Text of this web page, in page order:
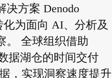
决方案 Denodo
为面向 AI、分析及
。 全球组织借助
据湖仓的时间交付
，实现洞察速度提升